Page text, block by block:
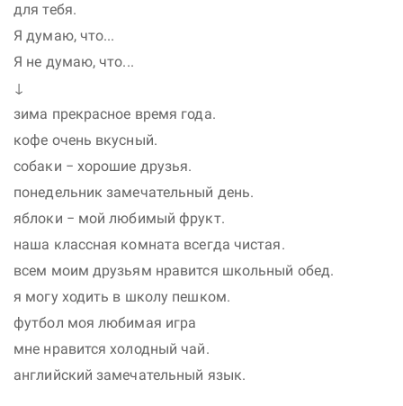
для тебя.
Я думаю, что...
Я не думаю, что...
↓
зима прекрасное время года.
кофе очень вкусный.
собаки − хорошие друзья.
понедельник замечательный день.
яблоки − мой любимый фрукт.
наша классная комната всегда чистая.
всем моим друзьям нравится школьный обед.
я могу ходить в школу пешком.
футбол моя любимая игра
мне нравится холодный чай.
английский замечательный язык.